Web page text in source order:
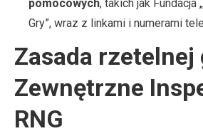
pomocowych, takich jak Fundacja
Gry”, wraz z linkami i numerami
Zasada rzetelnej
Zewnętrzne
RNG